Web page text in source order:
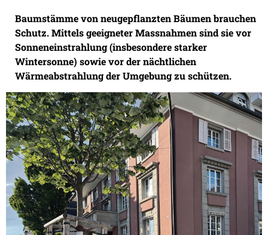
Baumstämme von neugepflanzten Bäumen brauchen
Schutz. Mittels geeigneter Massnahmen sind sie vor
Sonneneinstrahlung (insbesondere starker
Wintersonne) sowie vor der nächtlichen
Wärmeabstrahlung der Umgebung zu schützen.